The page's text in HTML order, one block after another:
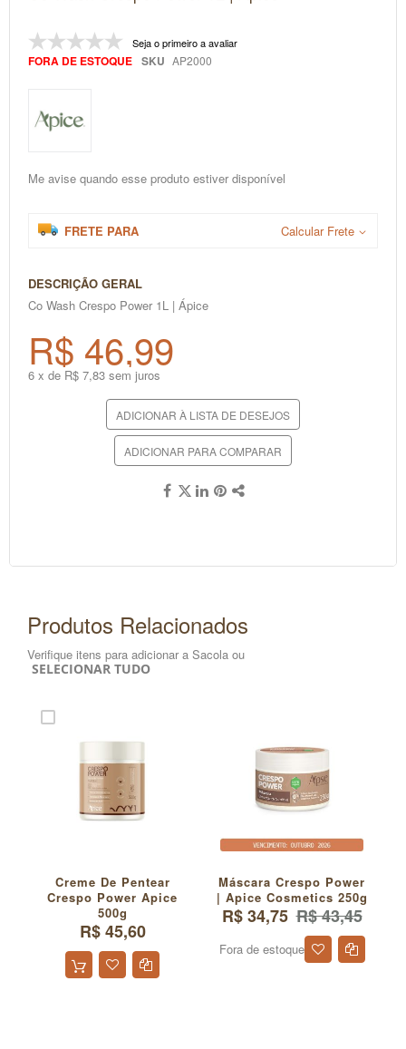
da
Galeria
de
Seja o primeiro a avaliar
FORA DE ESTOQUE SKU AP2000
Me avise quando esse produto estiver disponível
FRETE PARA Calcular Frete
DESCRIÇÃO GERAL
Co Wash Crespo Power 1L | Ápice
R$ 46,99
6 x de R$ 7,83 sem juros
ADICIONAR À LISTA DE DESEJOS
ADICIONAR PARA COMPARAR
Produtos Relacionados
Verifique itens para adicionar a Sacola ou
SELECIONAR TUDO
Creme De Pentear
Crespo Power Apice
500g
R$ 45,60
Máscara Crespo Power
| Apice Cosmetics 250g
R$ 34,75 R$ 43,45
Fora de estoque